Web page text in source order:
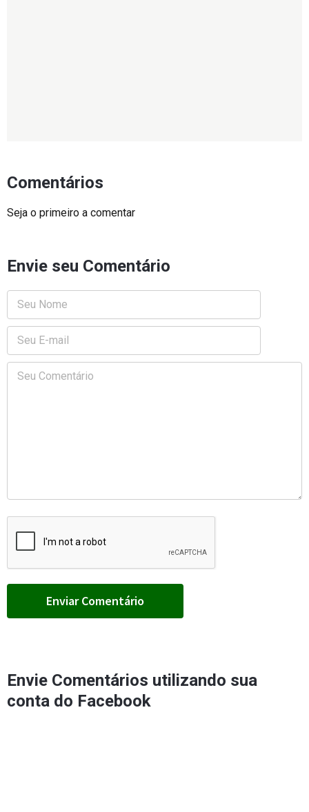
Comentários
Seja o primeiro a comentar
Envie seu Comentário
Envie Comentários utilizando sua
conta do Facebook